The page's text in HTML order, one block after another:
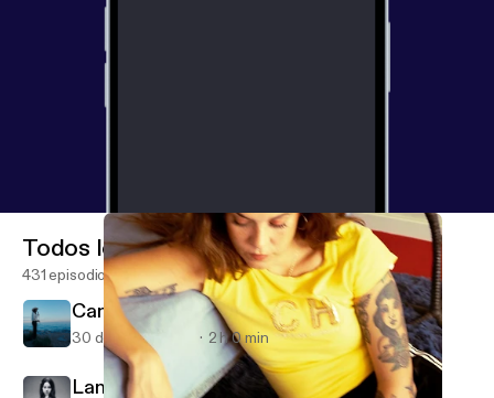
Todos los episodios
431 episodios
Canciones para un verano eterno
30 de jun de 2026 2 h 0 min
Lana Del Rey: mitología de un icono pop